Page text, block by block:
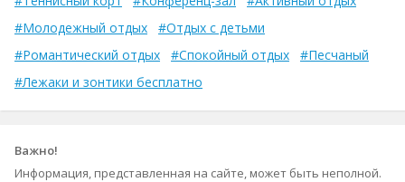
#Молодежный отдых
#Отдых с детьми
#Романтический отдых
#Спокойный отдых
#Песчаный
#Лежаки и зонтики бесплатно
Важно!
Информация, представленная на сайте, может быть неполной.